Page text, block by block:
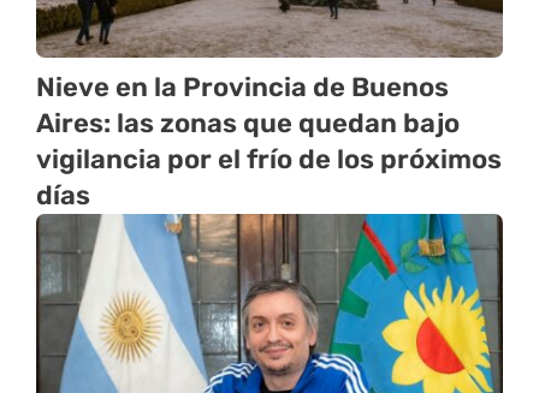
Nieve en la Provincia de Buenos
Aires: las zonas que quedan bajo
vigilancia por el frío de los próximos
días